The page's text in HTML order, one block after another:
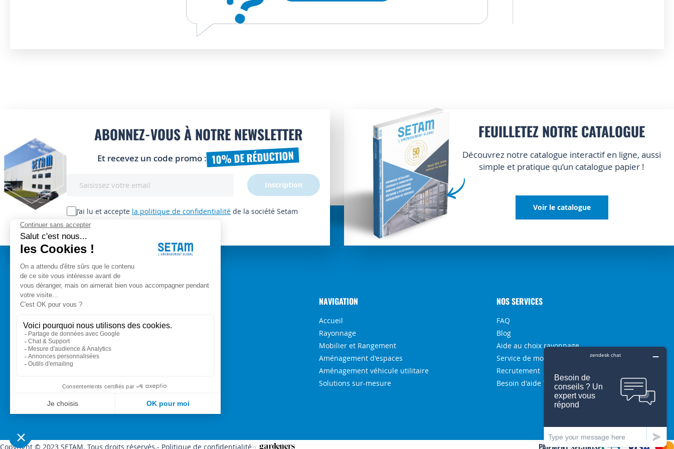
ABONNEZ-VOUS À NOTRE NEWSLETTER
Et recevez un code promo : 10% DE RÉDUCTION
lettre
d’information
:
J’ai lu et accepte la politique de confidentialité de la société Setam
Inscription
FEUILLETEZ NOTRE CATALOGUE
Découvrez notre catalogue interactif en ligne, aussi
simple et pratique qu’un catalogue papier !
Voir le catalogue
Setam Siège Social
153, rue de L'Arve
74950 SCIONZIER
Nos experts vous conseillent
Qui sommes-nous ?
Contact
NAVIGATION
Accueil
Rayonnage
Mobilier et Rangement
Aménagement d'espaces
Aménagement véhicule utilitaire
Solutions sur-mesure
NOS SERVICES
FAQ
Blog
Aide au choix rayonnage
Service de montage
Recrutement
Besoin d'aide ?
Copyright © 2023 SETAM. Tous droits réservés. Politique de confidentialité